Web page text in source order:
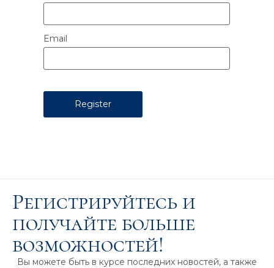
Email
Регистрируйтесь и
получайте больше
возможностей!
Вы можете быть в курсе последних новостей, а также